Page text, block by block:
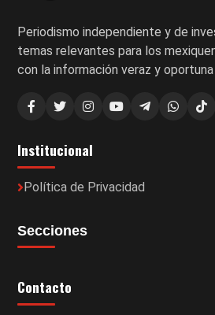
Periodismo independiente y de
temas relevantes para los
con la información veraz y
Institucional
Política de Privacidad
Secciones
Contacto